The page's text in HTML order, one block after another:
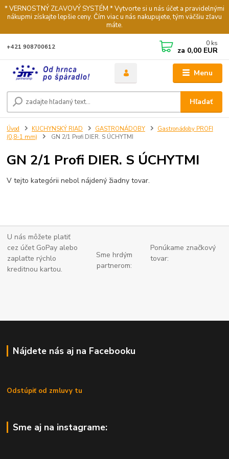
* VERNOSTNÝ ZĽAVOVÝ SYSTÉM * Vytvorte si u nás účet a pravidelnými
nákupmi získajte lepšie ceny. Čím viac u nás nakupujete, tým väčšiu zľavu
máte.
Menu
Hľadať
+421 908700612 0 ks
za 0,00 EUR
Úvod KUCHYNSKÝ RIAD GASTRONÁDOBY
Gastronádoby PROFI
(0,8-1 mm)
GN 2/1 Profi DIER. S ÚCHYTMI
GN 2/1 Profi DIER. S ÚCHYTMI
V tejto kategórii nebol nájdený žiadny tovar.
U nás môžete platiť
cez účet GoPay alebo
zaplaťte rýchlo
kreditnou kartou.
Sme hrdým
partnerom:
Ponúkame značkový
tovar:
Nájdete nás aj na Facebooku
Odstúpiť od zmluvy tu
Sme aj na instagrame: